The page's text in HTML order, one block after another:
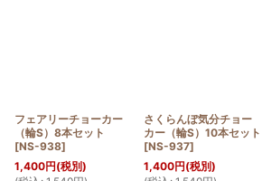
フェアリーチョーカー
（輪S）8本セット
[NS-938]
1,400円(税別)
さくらんぼ気分チョー
カー（輪S）10本セット
[NS-937]
1,400円(税別)